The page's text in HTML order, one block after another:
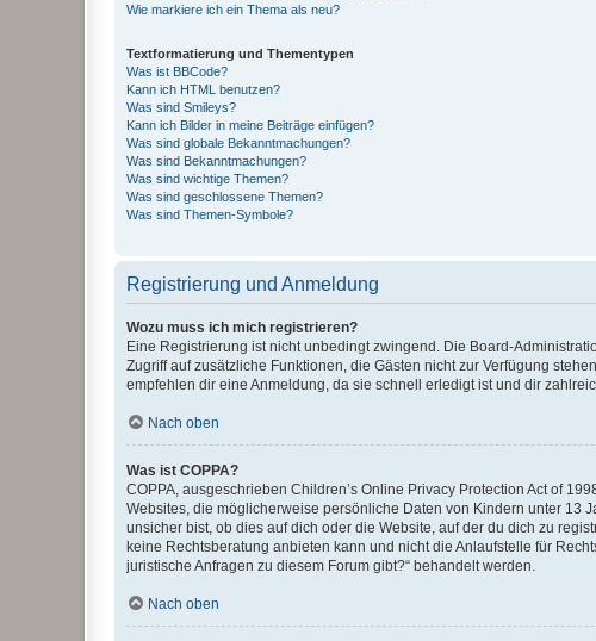
Wie markiere ich ein Thema als neu?
Textformatierung und Thementypen
Was ist BBCode?
Kann ich HTML benutzen?
Was sind Smileys?
Kann ich Bilder in meine Beiträge einfügen?
Was sind globale Bekanntmachungen?
Was sind Bekanntmachungen?
Was sind wichtige Themen?
Was sind geschlossene Themen?
Was sind Themen-Symbole?
Registrierung und Anmeldung
Wozu muss ich mich registrieren?
Eine Registrierung ist nicht unbedingt zwingend. Die Board-
Zugriff auf zusätzliche Funktionen, die Gästen nicht zur Verfügung
empfehlen dir eine Anmeldung, da sie schnell erledigt ist und dir
Nach oben
Was ist COPPA?
COPPA, ausgeschrieben Children’s Online Privacy Protection Act of
Websites, die möglicherweise persönliche Daten von Kindern unter 13
unsicher bist, ob dies auf dich oder die Website, auf der du dich zu
keine Rechtsberatung anbieten kann und nicht die Anlaufstelle für
juristische Anfragen zu diesem Forum gibt?“ behandelt werden.
Nach oben